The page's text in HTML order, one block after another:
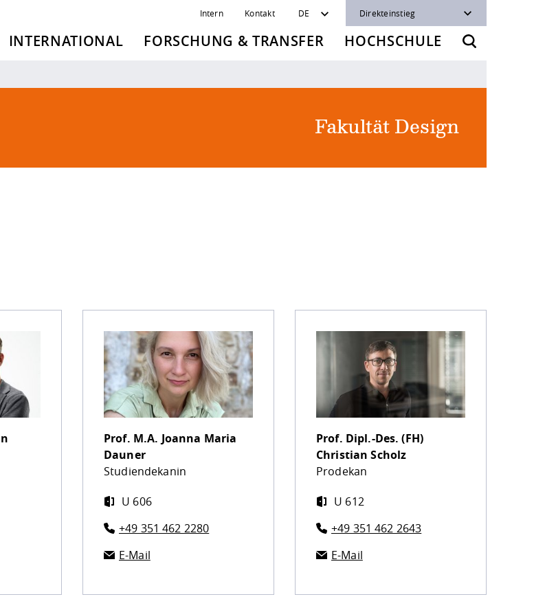
Intern Kontakt DE Direkteinstieg
INTERNATIONAL FORSCHUNG & TRANSFER HOCHSCHULE
Fakultät Design
Prof. M.A. Joanna Maria
Dauner
Studiendekanin
U 606
+49 351 462 2280
E-Mail
Prof. Dipl.-Des. (FH)
Christian Scholz
Prodekan
U 612
+49 351 462 2643
E-Mail